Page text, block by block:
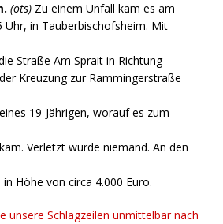
(ots) Zu einem Unfall kam es am
Uhr, in Tauberbischofsheim. Mit
Straße Am Sprait in Richtung
Kreuzung zur Rammingerstraße
19-Jährigen, worauf es zum
Verletzt wurde niemand. An den
Höhe von circa 4.000 Euro.
unsere Schlagzeilen unmittelbar nach